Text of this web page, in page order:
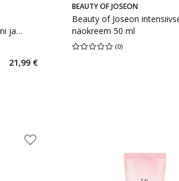
ja
21,99 €
BEAUTY OF JOSEON
Beauty of Joseon
näokreem 50 ml
(0)
Keskmine hinnang 0.00